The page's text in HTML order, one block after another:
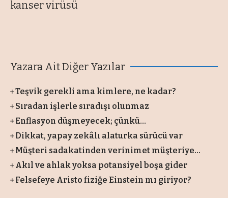
kanser virüsü
Yazara Ait Diğer Yazılar
Teşvik gerekli ama kimlere, ne kadar?
Sıradan işlerle sıradışı olunmaz
Enflasyon düşmeyecek; çünkü…
Dikkat, yapay zekâlı alaturka sürücü var
Müşteri sadakatinden verinimet müşteriye...
Akıl ve ahlak yoksa potansiyel boşa gider
Felsefeye Aristo fiziğe Einstein mı giriyor?